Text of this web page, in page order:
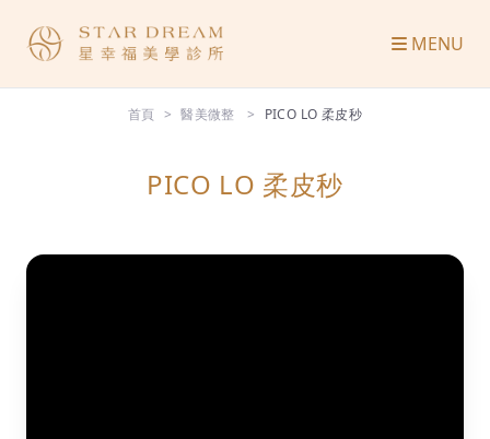
MENU
首頁 醫美微整 PICO LO 柔皮秒
PICO LO 柔皮秒